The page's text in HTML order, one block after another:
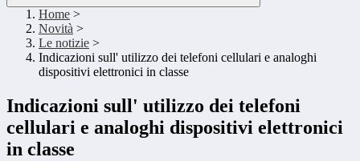
Home >
Novità >
Le notizie >
Indicazioni sull' utilizzo dei telefoni cellulari e analoghi
dispositivi elettronici in classe
Indicazioni sull' utilizzo dei telefoni
cellulari e analoghi dispositivi elettronici
in classe